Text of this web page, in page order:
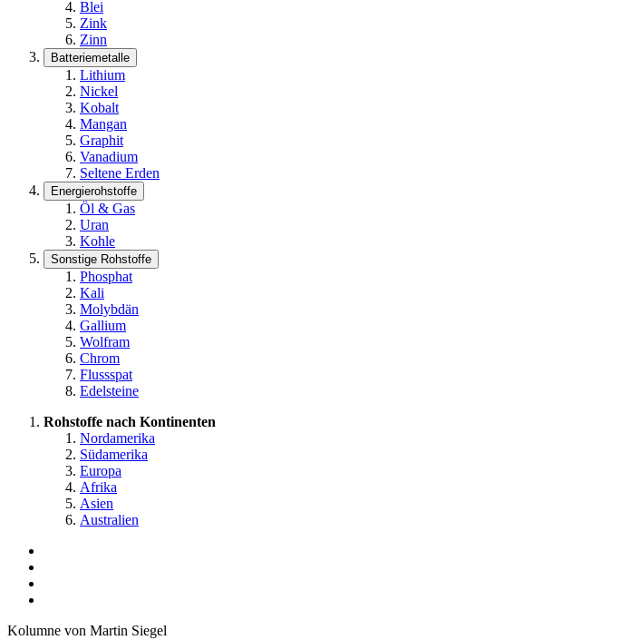
Blei
Zink
Zinn
Batteriemetalle
Lithium
Nickel
Kobalt
Mangan
Graphit
Vanadium
Seltene Erden
Energierohstoffe
Öl & Gas
Uran
Kohle
Sonstige Rohstoffe
Phosphat
Kali
Molybdän
Gallium
Wolfram
Chrom
Flussspat
Edelsteine
Rohstoffe nach Kontinenten
Nordamerika
Südamerika
Europa
Afrika
Asien
Australien
Kolumne von Martin Siegel